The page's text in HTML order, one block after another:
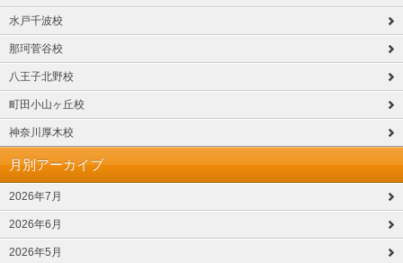
水戸千波校
那珂菅谷校
八王子北野校
町田小山ヶ丘校
神奈川厚木校
月別アーカイブ
2026年7月
2026年6月
2026年5月